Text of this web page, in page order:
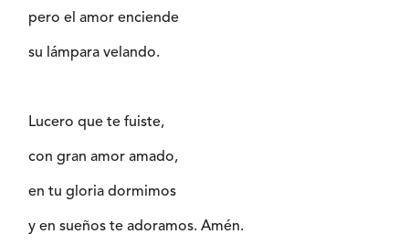
pero el amor enciende
su lámpara velando.
Lucero que te fuiste,
con gran amor amado,
en tu gloria dormimos
y en sueños te adoramos. Amén.